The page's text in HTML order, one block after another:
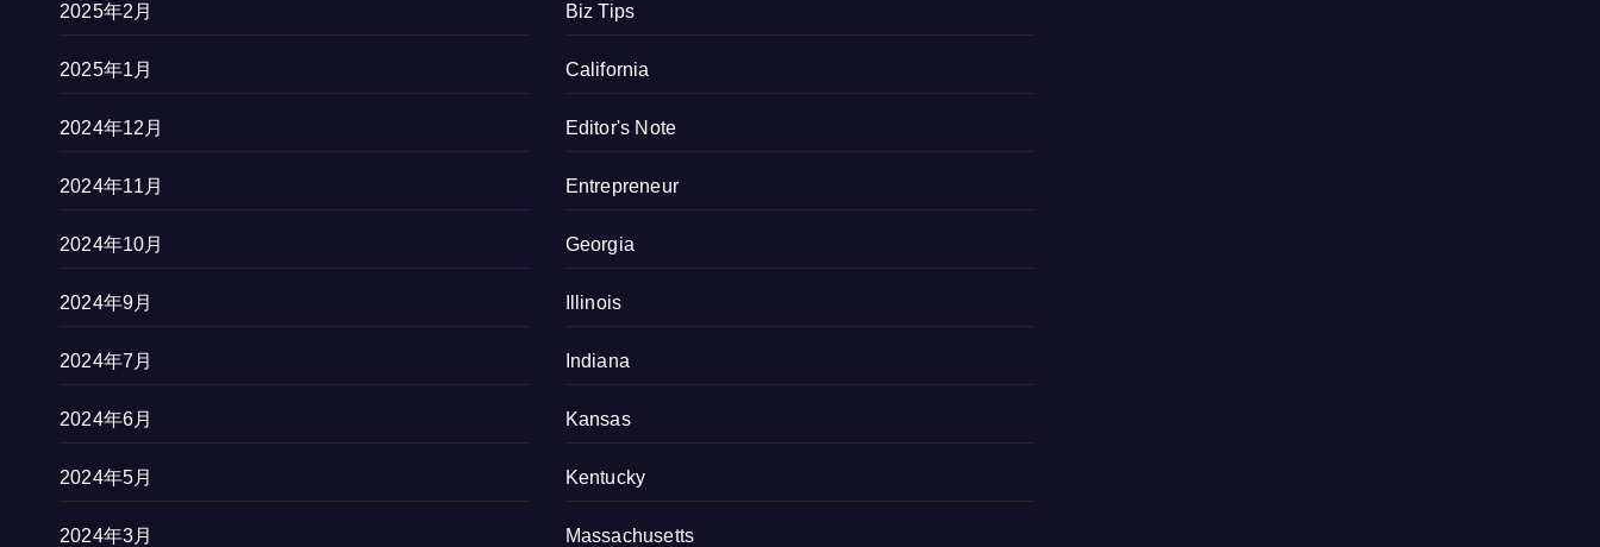
2025年2月
2025年1月
2024年12月
2024年11月
2024年10月
2024年9月
2024年7月
2024年6月
2024年5月
2024年3月
Biz Tips
California
Editor's Note
Entrepreneur
Georgia
Illinois
Indiana
Kansas
Kentucky
Massachusetts